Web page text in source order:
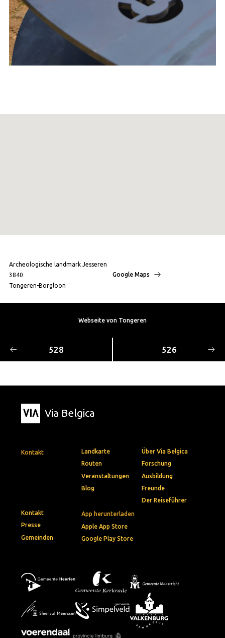
Archeologische landmark Jesseren
3840
Tongeren-Borgloon
Google Maps
Webseite von Tongeren
528 526
Via Belgica
Kontakt
App herunterladen
Apple App Store
Google Play Store
Landkarte
Routen
Veranstaltungen
Blog
Über Via Belgica
Forschung
Ausbildung
Freunde
Der Reiseführer
Kontakt
Presse
Gemeinden